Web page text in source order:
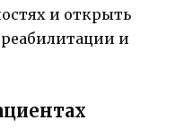
и открыть
и